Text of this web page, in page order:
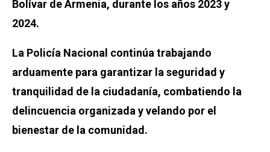
Bolívar de Armenia, durante los años 2023 y
2024.
La Policía Nacional continúa trabajando
arduamente para garantizar la seguridad y
tranquilidad de la ciudadanía, combatiendo la
delincuencia organizada y velando por el
bienestar de la comunidad.